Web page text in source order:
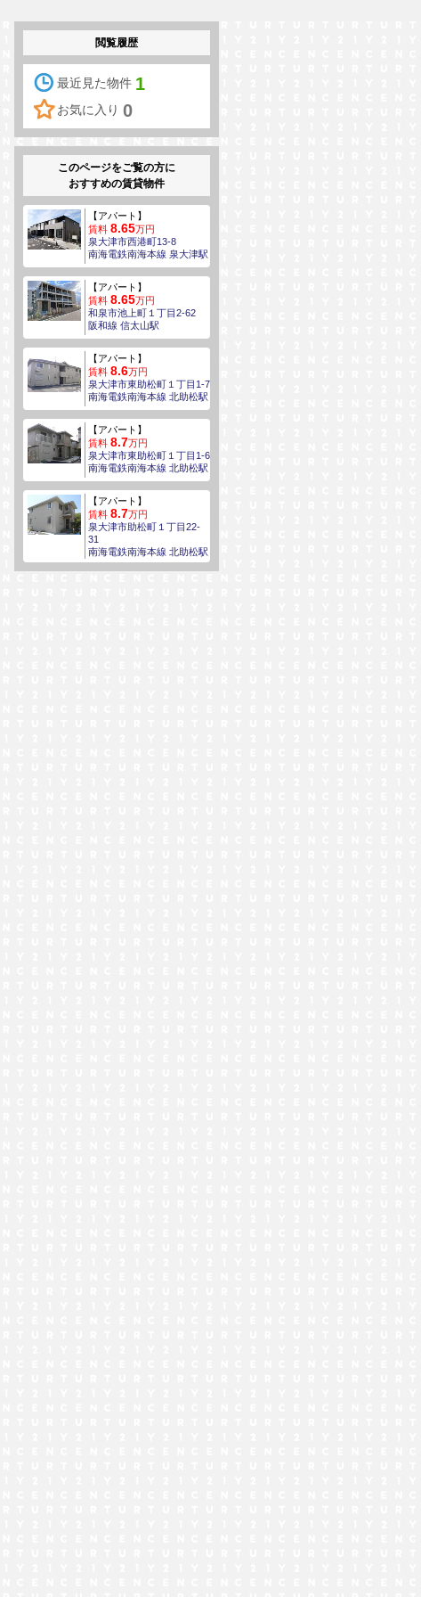
閲覧履歴
最近見た物件 1
お気に入り 0
このページをご覧の方に
おすすめの賃貸物件
【アパート】
賃料 8.65万円
泉大津市西港町13-8
南海電鉄南海本線 泉大津駅
【アパート】
賃料 8.65万円
和泉市池上町１丁目2-62
阪和線 信太山駅
【アパート】
賃料 8.6万円
泉大津市東助松町１丁目1-7
南海電鉄南海本線 北助松駅
【アパート】
賃料 8.7万円
泉大津市東助松町１丁目1-6
南海電鉄南海本線 北助松駅
【アパート】
賃料 8.7万円
泉大津市助松町１丁目22-
31
南海電鉄南海本線 北助松駅